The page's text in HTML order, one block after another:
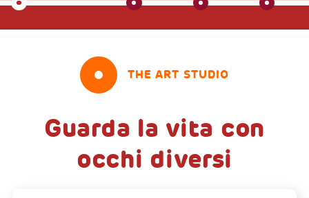
THE ART STUDIO
Guarda la vita con
occhi diversi